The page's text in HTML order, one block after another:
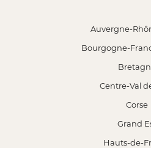
Auvergne-
Bourgogne-
Centre-Val
Corse
Grand
Hauts-de-